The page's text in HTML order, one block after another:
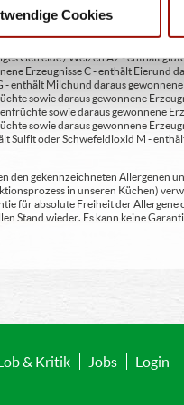
Cookies
Getreide / Weizen A2 - enthält
Erzeugnisse C - enthält Eier und
enthält Milch und daraus
sowie daraus gewonnene
sowie daraus gewonnene
sowie daraus gewonnene
Sulfit oder Schwefeldioxid M -
den gekennzeichneten Allergenen
in unseren Küchen)
für absolute Freiheit der
Stand wieder. Es kann keine
& Kritik Jobs Login